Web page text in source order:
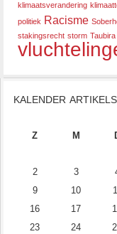
klimaatsverandering
politiek Racisme
stakingsrecht storm Taubira
KALENDER ARTIKELS
Z M
2
3
9
10
16
17
23
24